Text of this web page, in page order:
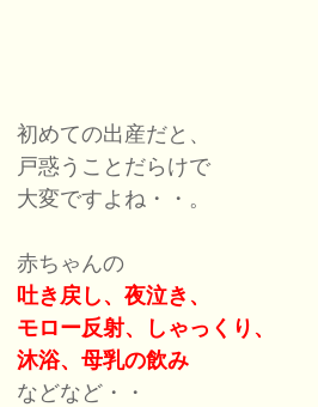
初めての出産だと、
戸惑うことだらけで
大変ですよね・・。
赤ちゃんの
吐き戻し、夜泣き、
モロー反射、しゃっくり、
沐浴、母乳の飲み
などなど・・